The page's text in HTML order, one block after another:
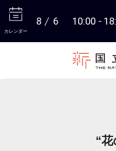
カレンダー
8 6 10:00
“